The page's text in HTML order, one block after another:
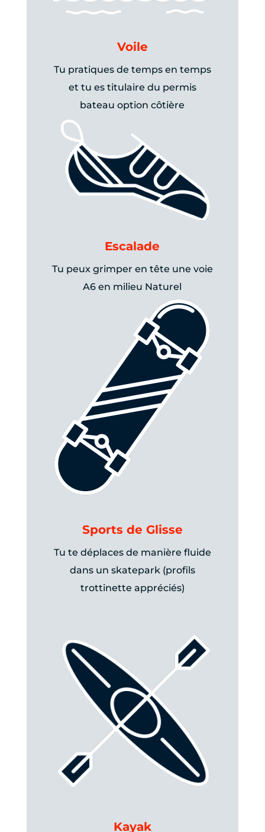
Voile
Tu pratiques de temps en temps
et tu es titulaire du permis
bateau option côtière
Escalade
Tu peux grimper en tête une voie
A6 en milieu Naturel
Sports de Glisse
Tu te déplaces de manière fluide
dans un skatepark (profils
trottinette appréciés)
Kayak